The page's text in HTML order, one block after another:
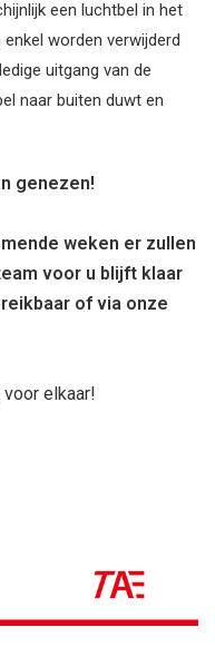
een luchtbel in het
worden verwijderd
uitgang van de
naar buiten duwt en
genezen!
weken er zullen
voor u blijft klaar
of via onze
elkaar!